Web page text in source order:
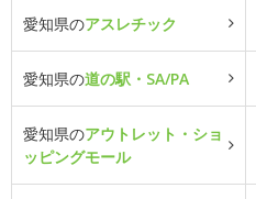
愛知県のアスレチック
愛知県の道の駅・SA/PA
愛知県のアウトレット・ショ
ッピングモール